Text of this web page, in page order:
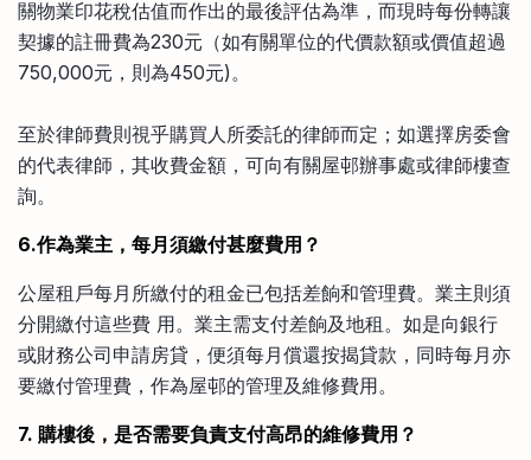
關物業印花稅估值而作出的最後評估為準，而現時每份轉讓
契據的註冊費為230元（如有關單位的代價款額或價值超過
750,000元，則為450元)。
至於律師費則視乎購買人所委託的律師而定；如選擇房委會
的代表律師，其收費金額，可向有關屋邨辦事處或律師樓查
詢。
6.作為業主，每月須繳付甚麼費用？
公屋租戶每月所繳付的租金已包括差餉和管理費。業主則須
分開繳付這些費 用。業主需支付差餉及地租。如是向銀行
或財務公司申請房貸，便須每月償還按揭貸款，同時每月亦
要繳付管理費，作為屋邨的管理及維修費用。
7. 購樓後，是否需要負責支付高昂的維修費用？